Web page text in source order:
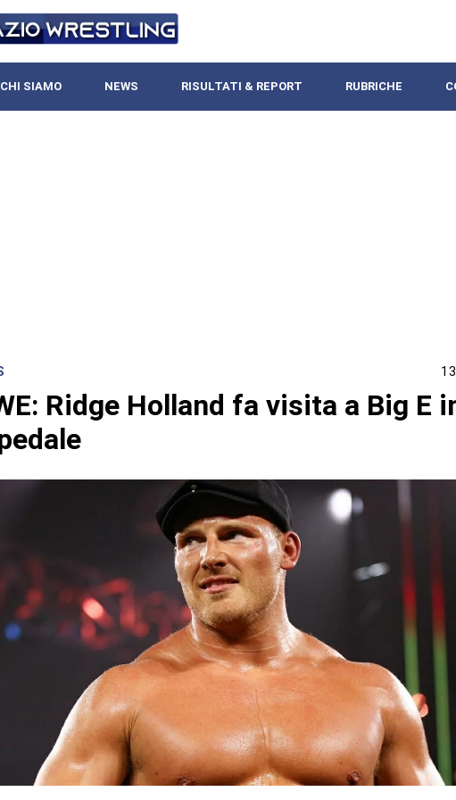
CHI SIAMO NEWS RISULTATI & REPORT RUBRICHE
Ridge Holland fa visita a Big E